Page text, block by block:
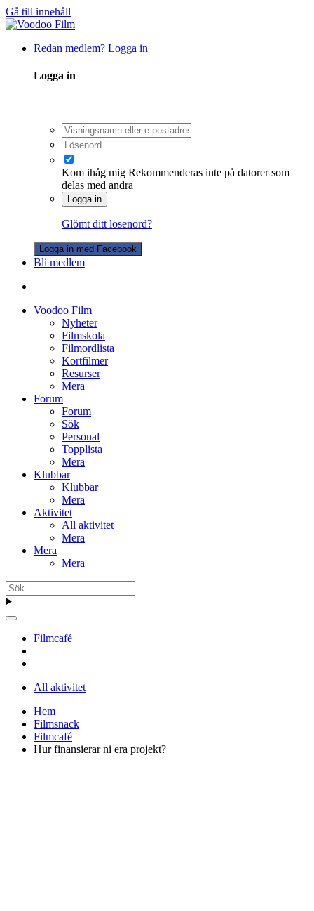
Gå till innehåll
Redan medlem? Logga in
Logga in
Kom ihåg mig Rekommenderas inte på datorer som
delas med andra
Logga in
Glömt ditt lösenord?
Logga in med Facebook
Bli medlem
Voodoo Film
Nyheter
Filmskola
Filmordlista
Kortfilmer
Resurser
Mera
Forum
Forum
Sök
Personal
Topplista
Mera
Klubbar
Klubbar
Mera
Aktivitet
All aktivitet
Mera
Mera
Mera
Filmcafé
All aktivitet
Hem
Filmsnack
Filmcafé
Hur finansierar ni era projekt?